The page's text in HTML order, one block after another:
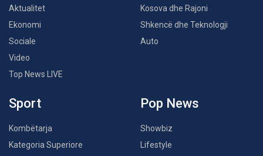
Aktualitet
Ekonomi
Sociale
Video
Top News LIVE
Kosova dhe Rajoni
Shkencë dhe Teknologji
Auto
Sport
Kombëtarja
Kategoria Superiore
Pop News
Showbiz
Lifestyle